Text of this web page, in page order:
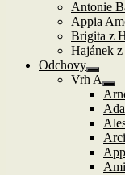
Antonie
Appia
Brigita z
Hajánek
Odchovy
Zobrazit
Vrh A